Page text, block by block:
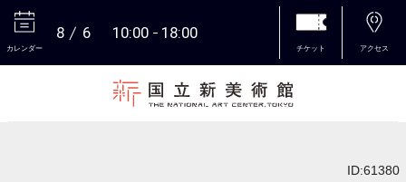
カレンダー
8 6 10:00 18:00
チケット アクセス
ID:61380